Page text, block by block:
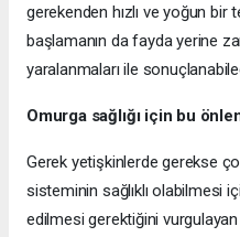
gerekenden hızlı ve yoğun
başlamanın da fayda yerine
yaralanmaları ile
Omurga sağlığı için bu
Gerek yetişkinlerde gerekse
sisteminin sağlıklı olabilmesi
edilmesi gerektiğini